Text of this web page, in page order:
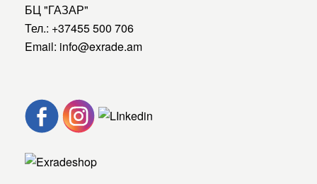
БЦ "ГАЗАР"
Тел.: +37455 500 706
Email: info@exrade.am